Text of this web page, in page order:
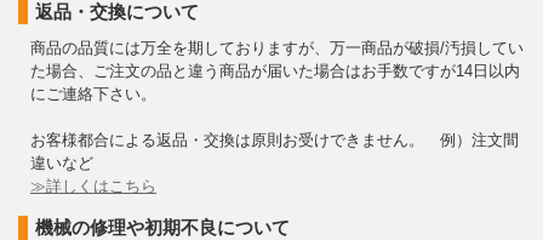
返品・交換について
商品の品質には万全を期しておりますが、万一商品が破損/汚損してい
た場合、ご注文の品と違う商品が届いた場合はお手数ですが14日以内
にご連絡下さい。
お客様都合による返品・交換は原則お受けできません。 例）注文間
違いなど
≫詳しくはこちら
機械の修理や初期不良について